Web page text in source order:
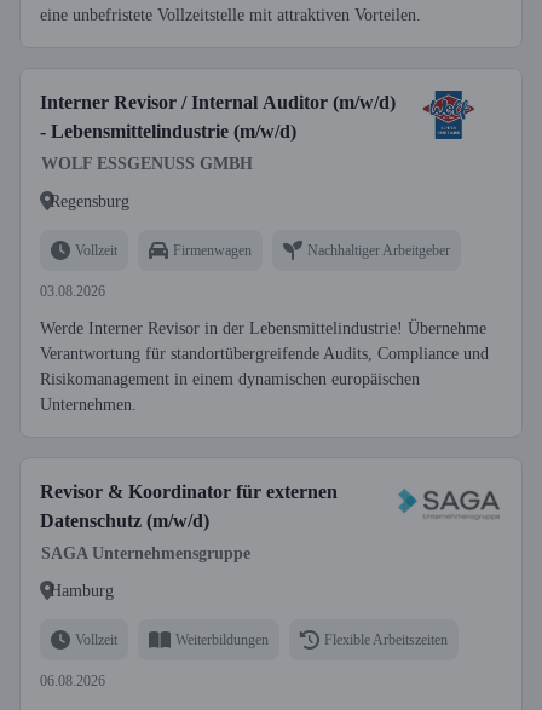
eine unbefristete Vollzeitstelle mit attraktiven Vorteilen.
Interner Revisor / Internal Auditor (m/w/d)
- Lebensmittelindustrie (m/w/d)
WOLF ESSGENUSS GMBH
Regensburg
Vollzeit Firmenwagen Nachhaltiger Arbeitgeber
03.08.2026
Werde Interner Revisor in der Lebensmittelindustrie! Übernehme
Verantwortung für standortübergreifende Audits, Compliance und
Risikomanagement in einem dynamischen europäischen
Unternehmen.
Revisor & Koordinator für externen
Datenschutz (m/w/d)
SAGA Unternehmensgruppe
Hamburg
Vollzeit Weiterbildungen Flexible Arbeitszeiten
06.08.2026